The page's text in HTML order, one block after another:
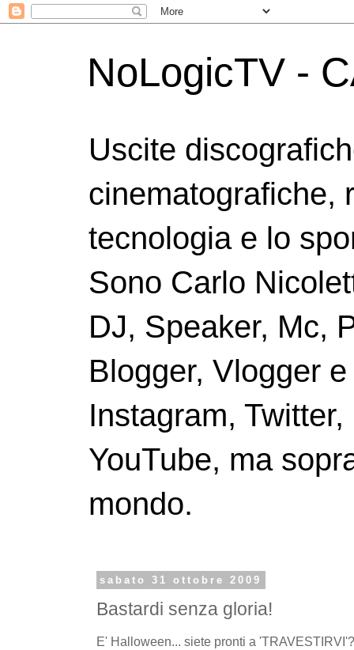
NoLogicTV -
Uscite
cinematografiche,
tecnologia e lo
Sono Carlo
DJ, Speaker, Mc,
Blogger, Vlogger
Instagram,
YouTube, ma
mondo.
sabato 31 ottobre 2009
Bastardi senza gloria!
E' Halloween... siete pronti a